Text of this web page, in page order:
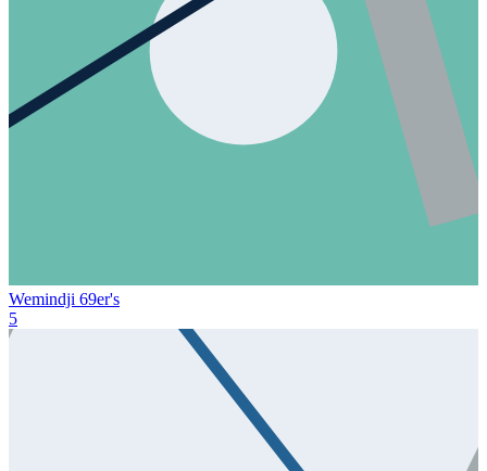
Wemindji 69er's
5